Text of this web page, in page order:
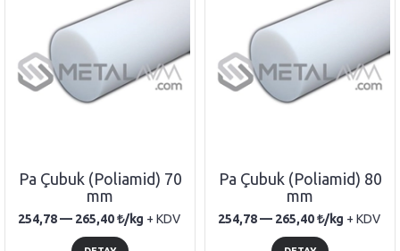
Pa Çubuk (Poliamid) 70
mm
254,78 — 265,40 /kg + KDV
Pa Çubuk (Poliamid) 80
mm
254,78 — 265,40 /kg + KDV